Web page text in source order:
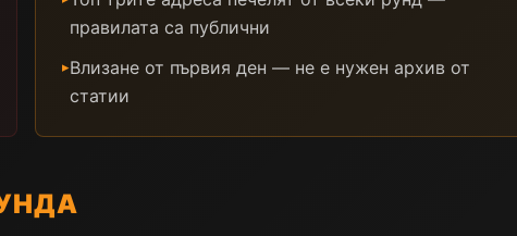
правилата са публични
▸Влизане от първия ден — не е нужен архив от
статии